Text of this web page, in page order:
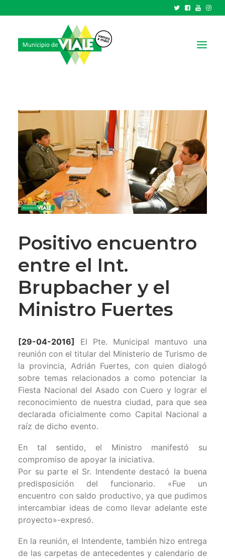
GOBIERNO
HCD
TRÁMITES Y SERVICIOS
CIUDAD
PARQUE INDUSTRIAL
RECAUDACIONES
Positivo encuentro
entre el Int.
Brupbacher y el
Ministro Fuertes
[29-04-2016] El Pte. Municipal mantuvo una
reunión con el titular del Ministerio de Turismo de
la provincia, Adrián Fuertes, con quien dialogó
sobre temas relacionados a como potenciar la
Fiesta Nacional del Asado con Cuero y lograr el
reconocimiento de nuestra ciudad, para que sea
declarada oficialmente como Capital Nacional a
raíz de dicho evento.
En tal sentido, el Ministro manifestó su
compromiso de apoyar la iniciativa.
Por su parte el Sr. Intendente destacó la buena
predisposición del funcionario. «Fue un
encuentro con saldo productivo, ya que pudimos
intercambiar ideas de como llevar adelante este
proyecto»-expresó.
En la reunión, el Intendente, también hizo entrega
de las carpetas de antecedentes y calendario de